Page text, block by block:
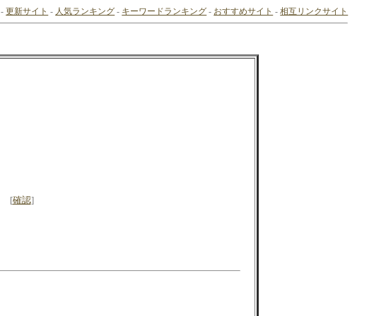
-更新サイト - 人気ランキング - キーワードランキング - おすすめサイト -相互リンクサイト
[確認]